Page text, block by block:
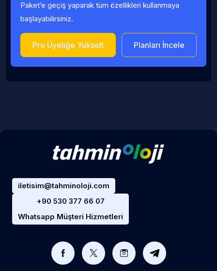
Paket’e geçiş yaparak tüm özellikleri kullanmaya
başlayabilirsiniz.
Pro Üyeliğe Yükselt Planları İncele
iletisim@tahminoloji.com
+90 530 377 66 07
Whatsapp Müşteri Hizmetleri